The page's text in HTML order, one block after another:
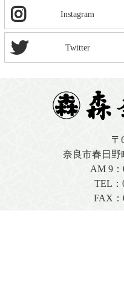
Instagram
Twitter
〒
奈良市春日野
AM 9：
TEL：
FAX：